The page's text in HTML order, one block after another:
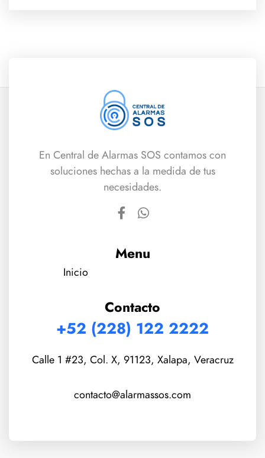
En Central de Alarmas SOS contamos con
soluciones hechas a la medida de tus
necesidades.
Menu
Inicio
Contacto
+52 (228) 122 2222
Calle 1 #23, Col. X, 91123, Xalapa, Veracruz
contacto@alarmassos.com